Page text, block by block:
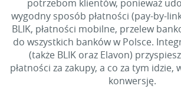
potrzebom klientów, ponieważ
wygodny sposób płatności (pay-by-
BLIK, płatności mobilne, przelew
do wszystkich banków w Polsce.
(także BLIK oraz Elavon)
płatności za zakupy, a co za tym idzie,
konwersję.